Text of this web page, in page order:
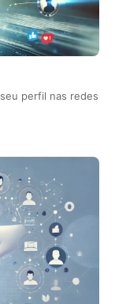
perfil nas redes